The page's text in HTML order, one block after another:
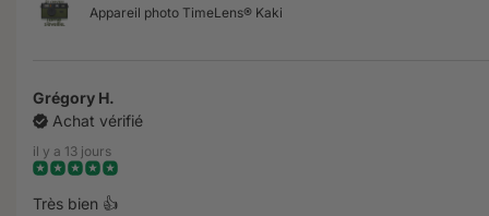
Appareil photo TimeLens® Kaki
Grégory H.
Achat vérifié
il y a 13 jours
Très bien 👍